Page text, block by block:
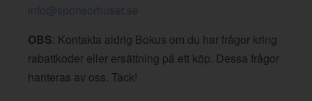
info@sponsorhuset.se
OBS: Kontakta aldrig Bokus om du har frågor kring
rabattkoder eller ersättning på ett köp. Dessa frågor
hanteras av oss. Tack!